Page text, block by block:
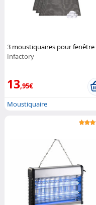
3 moustiquaires pour fenêtre
Infactory
13,95€
Moustiquaire